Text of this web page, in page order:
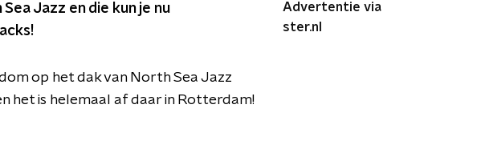
Jazz en die kun je nu
op het dak van North Sea Jazz
het is helemaal af daar in Rotterdam!
Advertentie via
ster.nl